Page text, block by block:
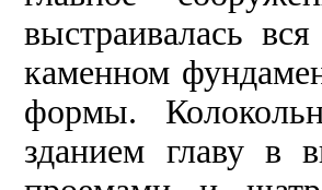
выстраивалась
каменном
формы.
зданием главу в